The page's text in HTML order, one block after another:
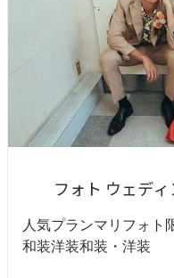
フォト ウェディ
人気プランマリフォト
和装洋装和装・洋装